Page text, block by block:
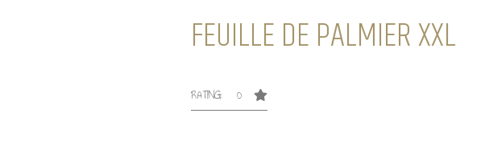
FEUILLE DE PALMIER XXL
RATING: 0